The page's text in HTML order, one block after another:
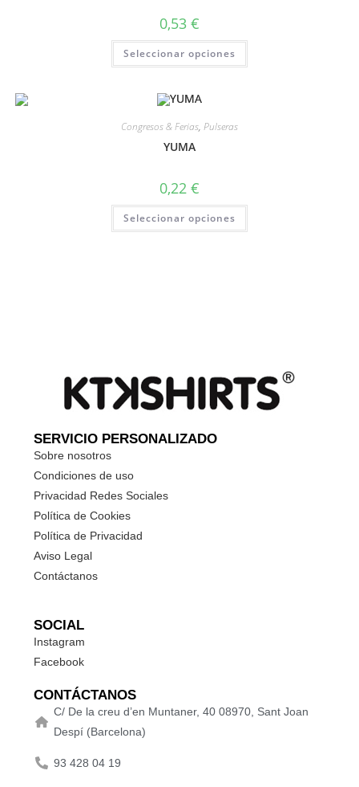
0,53 €
Seleccionar opciones
Congresos & Ferias, Pulseras
YUMA
0,22 €
Seleccionar opciones
SERVICIO PERSONALIZADO
Sobre nosotros
Condiciones de uso
Privacidad Redes Sociales
Política de Cookies
Política de Privacidad
Aviso Legal
Contáctanos
SOCIAL
Instagram
Facebook
CONTÁCTANOS
C/ De la creu d’en Muntaner, 40 08970, Sant Joan
Despí (Barcelona)
93 428 04 19